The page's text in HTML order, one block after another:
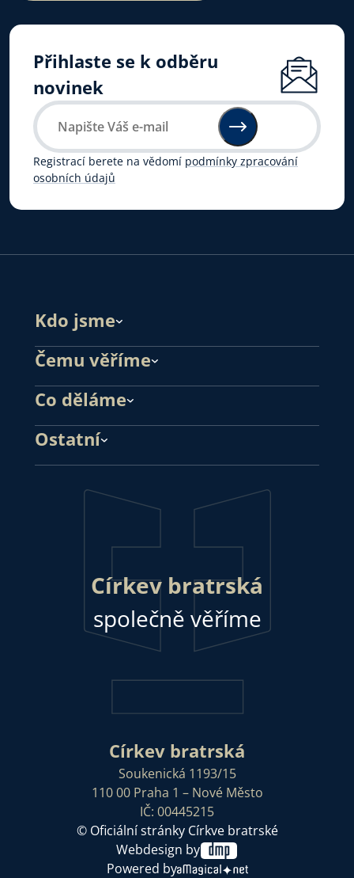
Přihlaste se k odběru
novinek
Registrací berete na vědomí podmínky zpracování
osobních údajů
Kdo jsme
Čemu věříme
Co děláme
Ostatní
Církev bratrská
společně věříme
Církev bratrská
Soukenická 1193/15
110 00 Praha 1 – Nové Město
IČ: 00445215
© Oficiální stránky Církve bratrské
Webdesign by
Powered by